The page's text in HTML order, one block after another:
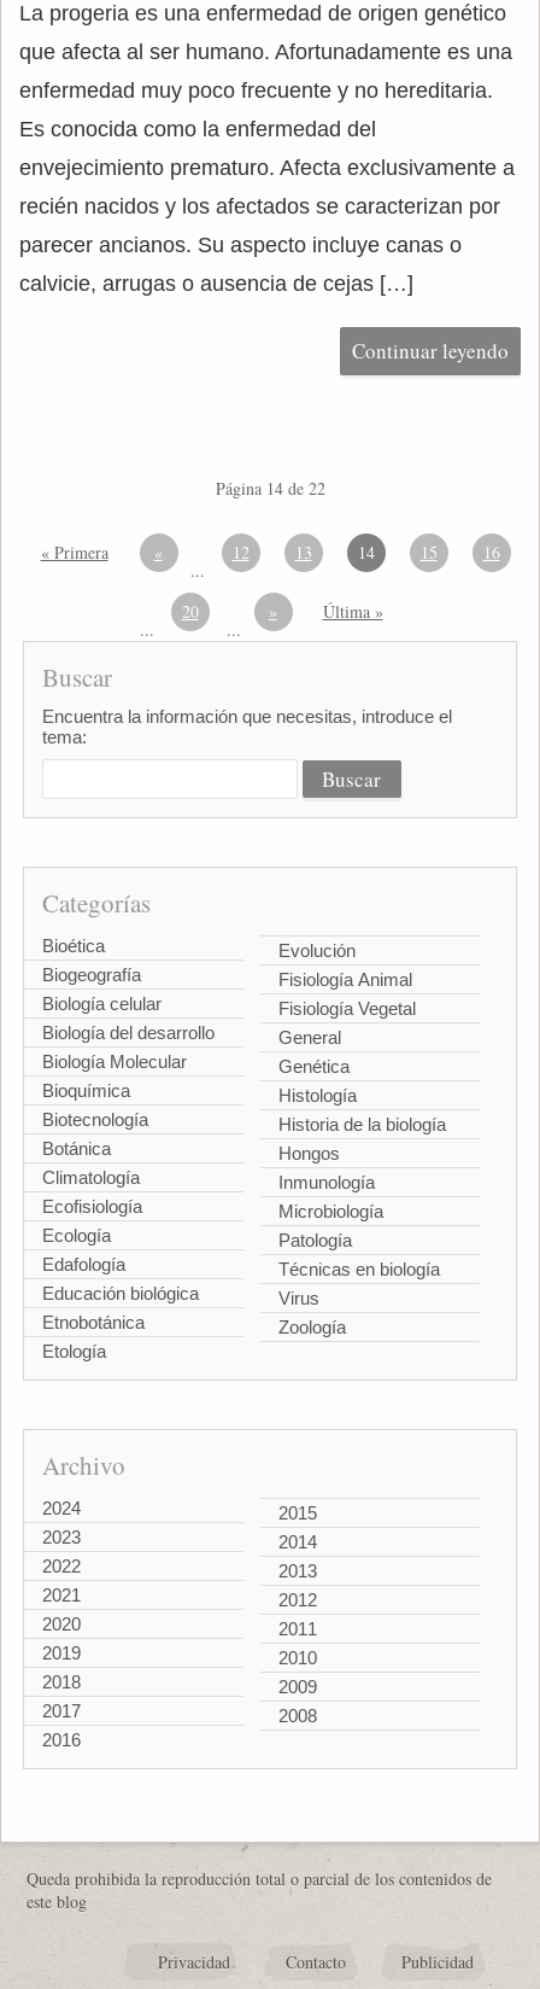
La progeria es una enfermedad de origen genético
que afecta al ser humano. Afortunadamente es una
enfermedad muy poco frecuente y no hereditaria.
Es conocida como la enfermedad del
envejecimiento prematuro. Afecta exclusivamente a
recién nacidos y los afectados se caracterizan por
parecer ancianos. Su aspecto incluye canas o
calvicie, arrugas o ausencia de cejas […]
Continuar leyendo
Página 14 de 22
« Primera «
...
12 13 14 15 16
...
20
...
» Última »
Buscar
Encuentra la información que necesitas, introduce el
tema:
Categorías
Bioética
Biogeografía
Biología celular
Biología del desarrollo
Biología Molecular
Bioquímica
Biotecnología
Botánica
Climatología
Ecofisiología
Ecología
Edafología
Educación biológica
Etnobotánica
Etología
Evolución
Fisiología Animal
Fisiología Vegetal
General
Genética
Histología
Historia de la biología
Hongos
Inmunología
Microbiología
Patología
Técnicas en biología
Virus
Zoología
Archivo
2024
2023
2022
2021
2020
2019
2018
2017
2016
2015
2014
2013
2012
2011
2010
2009
2008
Queda prohibida la reproducción total o parcial de los contenidos de
este blog
Privacidad Contacto Publicidad